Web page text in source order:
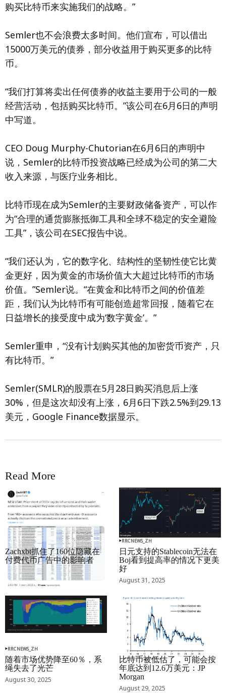
购买比特币来实施我们的战略。”
Semler也不会浪费太多时间。他们宣布，可以借出
15000万美元的债券，部分收益用于购买更多的比特
币。
“我们打算将卖出任何债券的收益主要用于公司的一般
经营活动，包括购买比特币。”该公司在6月6日的声明
中写道。
CEO Doug Murphy-Chutorian在6月6日的声明中
说，Semler的比特币投资战略已经成为公司的第二大
收入来源，与医疗业务相比。
比特币现在成为Semler的主要财政储备资产，可以作
为“合理的通货膨胀抵御工具和全球不稳定的安全避险
工具”，该公司在SEC报告中说。
“我们还认为，它的数字化、结构性的坚韧性使它比黄
金更好，因为黄金的市场价值大大超过比特币的市场
价值。”Semler说。“在黄金和比特币之间的价值差
距，我们认为比特币有可能创造超常回报，随着它在
日益增长的接受度中成为‘数字黄金’。”
Semler重申，“没有计划购买其他的加密货币资产，只
有比特币。”
Semler(SMLR)的股票在5月28日购买消息后上涨
30%，但是这次却没有上涨，6月6日下跌2.5%到29.13
美元，Google Finance数据显示。
Read More
RRCNEWS_ZH
Zachxbt抓住了160位隐藏在
付费代币广告中的影响者
September 01, 2025
RRCNEWS_ZH
日元支持的Stablecoin无法在
Boj看到提高率的情况下更美
好
August 31, 2025
RRCNEWS_ZH
随着市场优势降至60％，系
绳失去了光芒
August 30, 2025
RRCNEWS_ZH
比特币被低估了，可能会按
年底达到12.6万美元：JP
Morgan
August 29, 2025